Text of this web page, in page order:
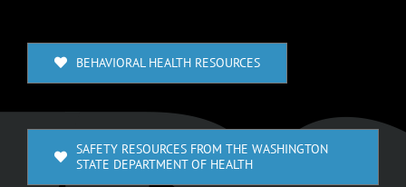
BEHAVIORAL HEALTH RESOURCES
SAFETY RESOURCES FROM THE WASHINGTON
STATE DEPARTMENT OF HEALTH